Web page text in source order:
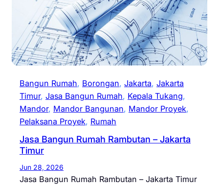
Bangun Rumah, Borongan, Jakarta, Jakarta
Timur, Jasa Bangun Rumah, Kepala Tukang
Mandor, Mandor Bangunan, Mandor Proyek
Pelaksana Proyek, Rumah
Jasa Bangun Rumah Rambutan – Jakarta
Timur
Jun 28, 2026
Jasa Bangun Rumah Rambutan – Jakarta Timur